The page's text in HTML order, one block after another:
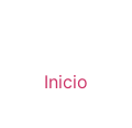
Inicio